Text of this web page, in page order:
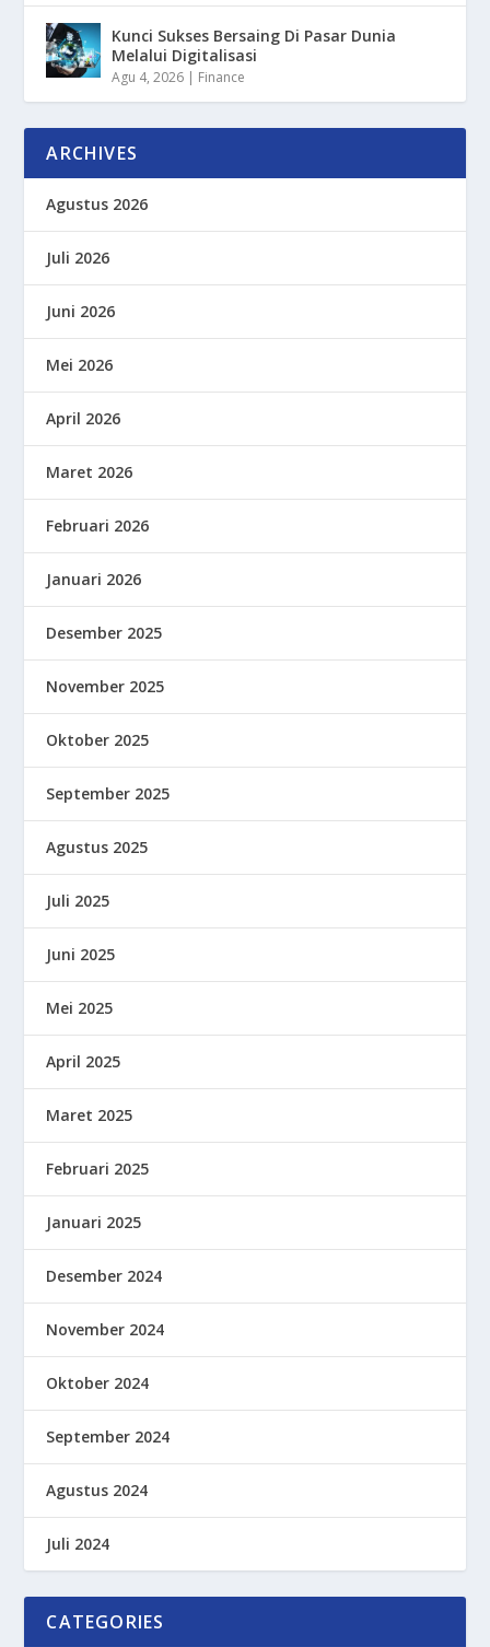
Kunci Sukses Bersaing Di Pasar Dunia
Melalui Digitalisasi
Agu 4, 2026 | Finance
ARCHIVES
Agustus 2026
Juli 2026
Juni 2026
Mei 2026
April 2026
Maret 2026
Februari 2026
Januari 2026
Desember 2025
November 2025
Oktober 2025
September 2025
Agustus 2025
Juli 2025
Juni 2025
Mei 2025
April 2025
Maret 2025
Februari 2025
Januari 2025
Desember 2024
November 2024
Oktober 2024
September 2024
Agustus 2024
Juli 2024
CATEGORIES